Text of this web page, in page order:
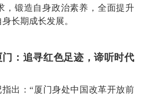
，锻造自身政治素养，全面提升
长期成长发展。
：追寻红色足迹，谛听时代
出： “厦门身处中国改革开放前